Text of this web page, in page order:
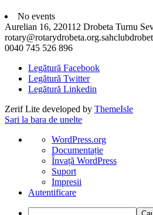
No events
Aurelian 16, 220112 Drobeta Turnu
0040 745 526 896
Legătură Facebook
Legătură Twitter
Legătură Linkedin
Zerif Lite developed by ThemeIsle
Sari la bara de unelte
Despre
WordPress
WordPress.org
Documentație
Învață WordPress
Suport
Impresii
Autentificare